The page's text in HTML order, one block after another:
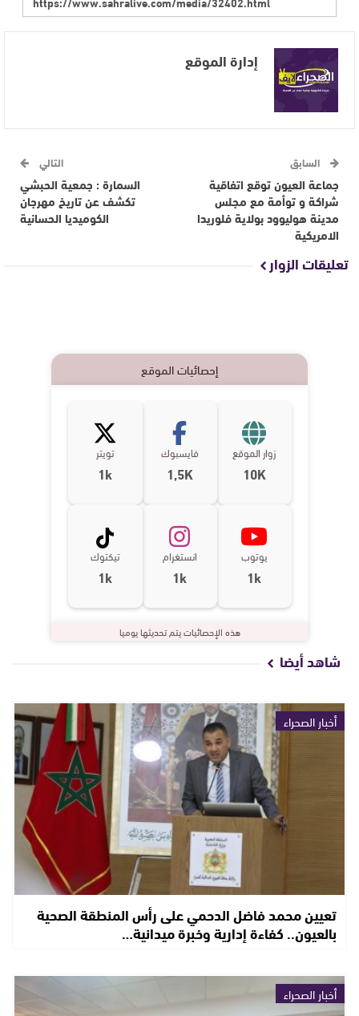
إدارة الموقع
السابق
جماعة العيون توقع اتفاقية
شراكة و توأمة مع مجلس
مدينة هوليوود بولاية فلوريدا
الامريكية
التالي
السمارة : جمعية الحبشي
تكشف عن تاريخ مهرجان
الكوميديا الحسانية
تعليقات الزوار
إحصائيات الموقع
زوار الموقع
10K
فايسبوك
1,5K
تويتر
1k
يوتوب
1k
انستغرام
1k
تيكتوك
1k
هذه الإحصائيات يتم تحديثها يوميا
شاهد أيضا
أخبار الصحراء
تعيين محمد فاضل الدحمي على رأس المنطقة الصحية
بالعيون.. كفاءة إدارية وخبرة ميدانية…
أخبار الصحراء